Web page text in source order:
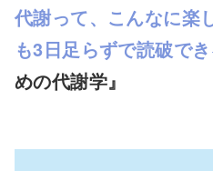
代謝って、こんなに楽
も3日足らずで読破でき
めの代謝学』